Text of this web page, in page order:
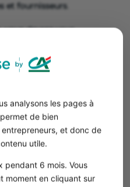
analysons les pages à
de bien
et donc de
utile.
pendant 6 mois. Vous
moment en cliquant sur
et fournisseurs.
devrez vous
socioprofessionnelles, la
moyens.
pour trouver le
de votre projet de
vous permettra
:
de crédit ;